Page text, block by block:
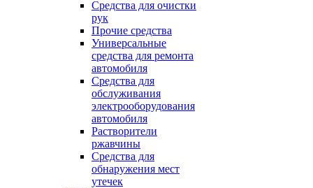
Средства для очистки
рук
Прочие средства
Универсальные
средства для ремонта
автомобиля
Средства для
обслуживания
электрооборудования
автомобиля
Растворители
ржавчины
Средства для
обнаружения мест
утечек